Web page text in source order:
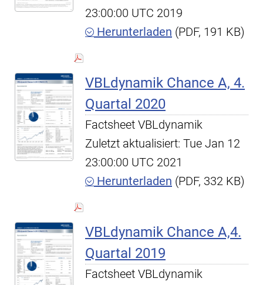
23:00:00 UTC 2019
Herunterladen (PDF, 191 KB)
VBLdynamik Chance A, 4.
Quartal 2020
Factsheet VBLdynamik
Zuletzt aktualisiert: Tue Jan 12
23:00:00 UTC 2021
Herunterladen (PDF, 332 KB)
VBLdynamik Chance A,4.
Quartal 2019
Factsheet VBLdynamik